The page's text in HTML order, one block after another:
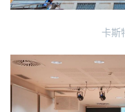
纪
卡斯